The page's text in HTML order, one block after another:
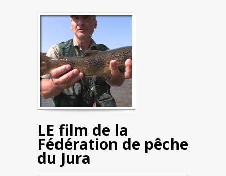
LE film de la
Fédération de pêche
du Jura